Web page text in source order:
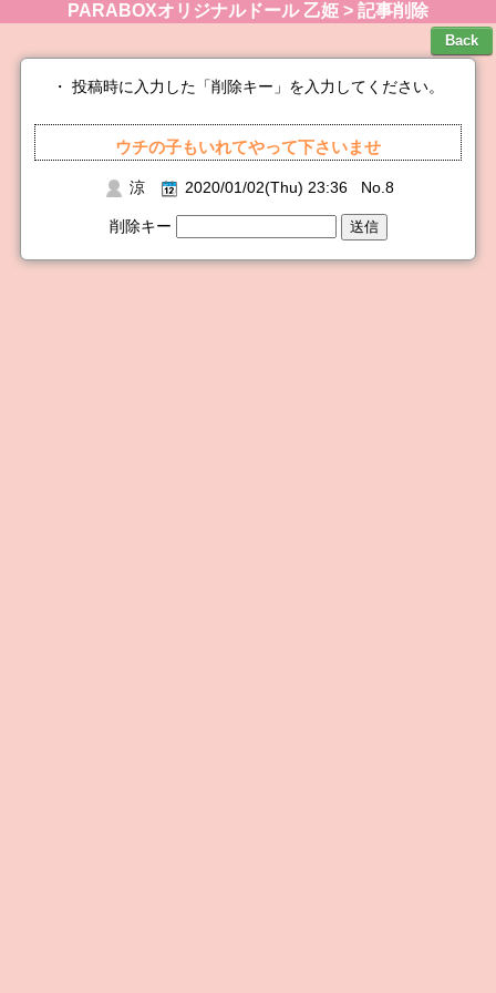
PARABOXオリジナルドール 乙姫 > 記事削除
・ 投稿時に入力した「削除キー」を入力してください。
ウチの子もいれてやって下さいませ
涼 2020/01/02(Thu) 23:36 No.8
削除キー